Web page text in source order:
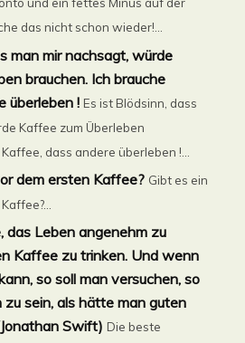
das nicht schon wieder!...
man mir nachsagt, würde
brauchen. Ich brauche
überleben ! Es ist Blödsinn, dass
Kaffee zum Überleben
dass andere überleben !...
dem ersten Kaffee? Gibt es ein
das Leben angenehm zu
Kaffee zu trinken. Und wenn
so soll man versuchen, so
zu sein, als hätte man guten
Swift) Die beste